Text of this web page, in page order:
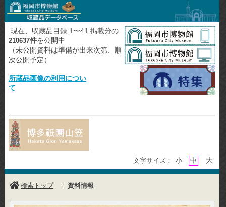
現在、収蔵品目録 1〜41 掲載分の
210637件を公開中
（未公開資料は準備が出来次第、順
次公開予定）
所蔵品画像の利用につい
て
文字サイズ： 小 中 大
検索トップ 資料情報